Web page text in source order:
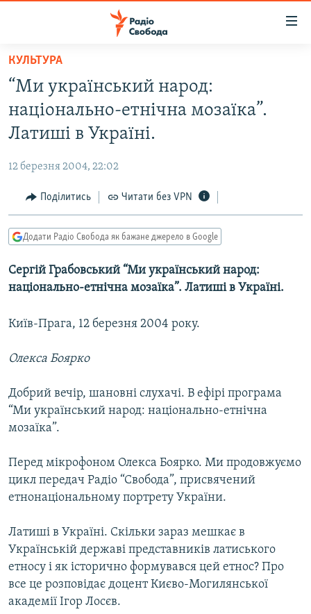
Перейти
основного
матеріалу
Перейти
до
основної
навігації
Перейти
до
пошуку
РАДІО СВОБОДА – 70 РОКІВ
ВСЕ ЗА ДОБУ
СТАТТІ
ЕКОНОМІКА
СУСПІЛЬСТВО
УКРАЇНА
РОСІЙСЬКА «ФІЛЬТРАЦІЯ»
ДОНБАС.РЕАЛІЇ
ТИ ЯК?
СХЕМИ
МУЛЬТИМЕДІА
ПОДКАСТИ
РУС
УКР
КТАТ
КУЛЬТУРА
“Ми український народ:
національно-етнічна мозаїка”.
Латиші в Україні.
12 березня 2004, 22:02
Поділитись Читати без VPN
Додати Радіо Свобода як бажане джерело в Google
Сергій Грабовський “Ми український народ:
національно-етнічна мозаїка”. Латиші в Україні.
Київ-Прага, 12 березня 2004 року.
Олекса Боярко
Добрий вечір, шановні слухачі. В ефірі програма
“Ми український народ: національно-етнічна
мозаїка”.
Перед мікрофоном Олекса Боярко. Ми продовжуємо
цикл передач Радіо “Свобода”, присвячений
етнонаціональному портрету України.
Латиші в Україні. Скільки зараз мешкає в
Українській державі представників латиського
етносу і як історично формувався цей етнос? Про
все це розповідає доцент Києво-Могилянської
академії Ігор Лосєв.